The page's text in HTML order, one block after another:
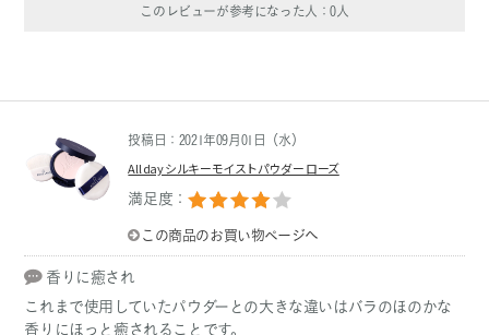
このレビューが参考になった人：0 人
投稿日：2021年09月01日（水）
All day シルキーモイストパウダー ローズ
満足度：
この商品のお買い物ページへ
香りに癒され
これまで使用していたパウダーとの大きな違いはバラのほのかな
香りにほっと癒されることです。